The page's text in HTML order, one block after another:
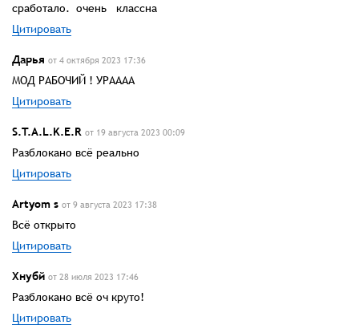
сработало. очень классна
Цитировать
Дарья от 4 октября 2023 17:36
МОД РАБОЧИЙ ! УРАААА
Цитировать
S.T.A.L.K.E.R от 19 августа 2023 00:09
Разблокано всё реально
Цитировать
Artyom s от 9 августа 2023 17:38
Всё открыто
Цитировать
Хнубй от 28 июля 2023 17:46
Разблокано всё оч круто!
Цитировать